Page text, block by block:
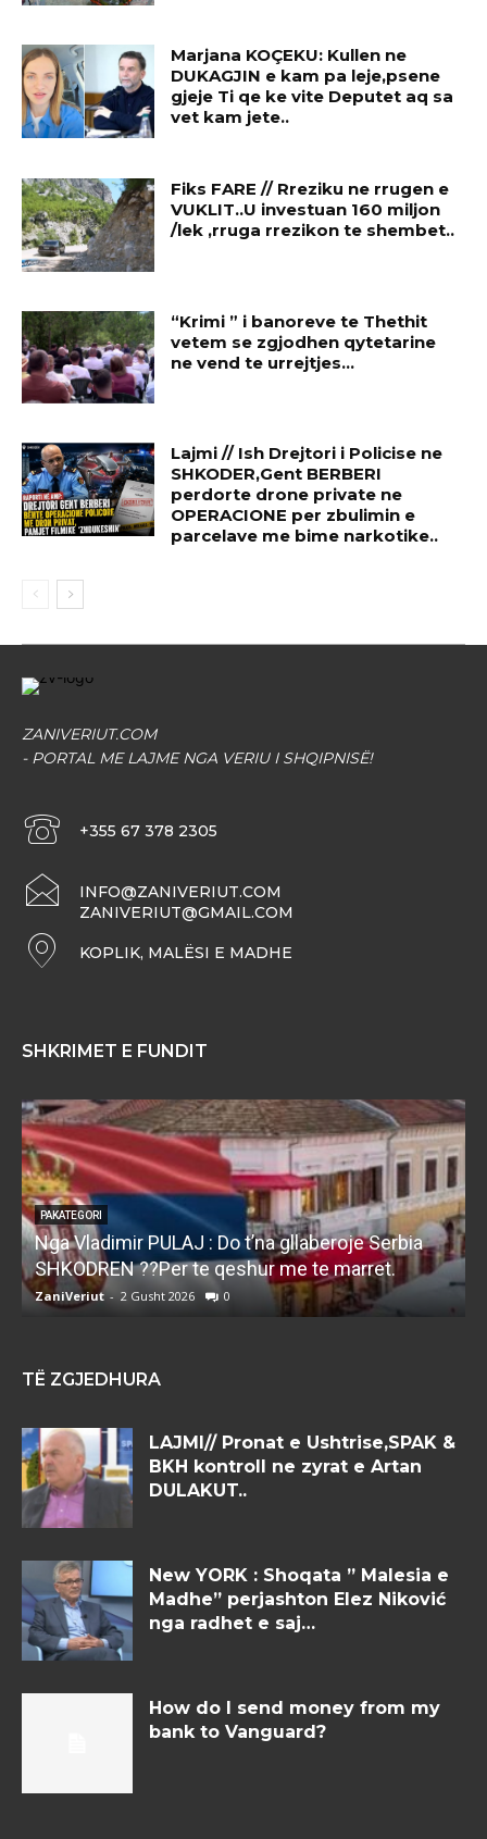
Marjana KOÇEKU: Kullen ne
DUKAGJIN e kam pa leje,psene
gjeje Ti qe ke vite Deputet aq sa
vet kam jete..
Fiks FARE // Rreziku ne rrugen e
VUKLIT..U investuan 160 miljon
/lek ,rruga rrezikon te shembet..
“Krimi ” i banoreve te Thethit
vetem se zgjodhen qytetarine
ne vend te urrejtjes…
Lajmi // Ish Drejtori i Policise ne
SHKODER,Gent BERBERI
perdorte drone private ne
OPERACIONE per zbulimin e
parcelave me bime narkotike..
ZANIVERIUT.COM
- PORTAL ME LAJME NGA VERIU I SHQIPNISË!
+355 67 378 2305
INFO@ZANIVERIUT.COM
ZANIVERIUT@GMAIL.COM
KOPLIK, MALËSI E MADHE
SHKRIMET E FUNDIT
PAKATEGORI
Nga Vladimir PULAJ : Do t’na gllaberoje Serbia
SHKODREN ??Per te qeshur me te marret.
ZaniVeriut - 2 Gusht 2026 0
TË ZGJEDHURA
LAJMI// Pronat e Ushtrise,SPAK &
BKH kontroll ne zyrat e Artan
DULAKUT..
New YORK : Shoqata ” Malesia e
Madhe” perjashton Elez Niković
nga radhet e saj…
How do I send money from my
bank to Vanguard?